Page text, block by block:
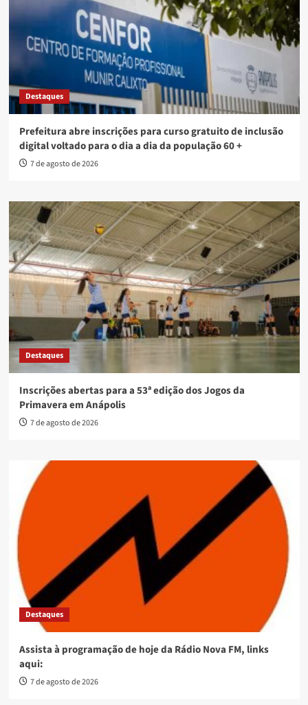
Destaques
Prefeitura abre inscrições para curso gratuito de inclusão
digital voltado para o dia a dia da população 60 +
7 de agosto de 2026
Destaques
Inscrições abertas para a 53ª edição dos Jogos da
Primavera em Anápolis
7 de agosto de 2026
Destaques
Assista à programação de hoje da Rádio Nova FM, links
aqui:
7 de agosto de 2026